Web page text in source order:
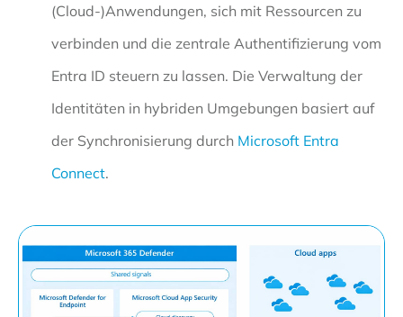
(Cloud-)Anwendungen, sich mit Ressourcen zu
verbinden und die zentrale Authentifizierung vom
Entra ID steuern zu lassen. Die Verwaltung der
Identitäten in hybriden Umgebungen basiert auf
der Synchronisierung durch Microsoft Entra
Connect.